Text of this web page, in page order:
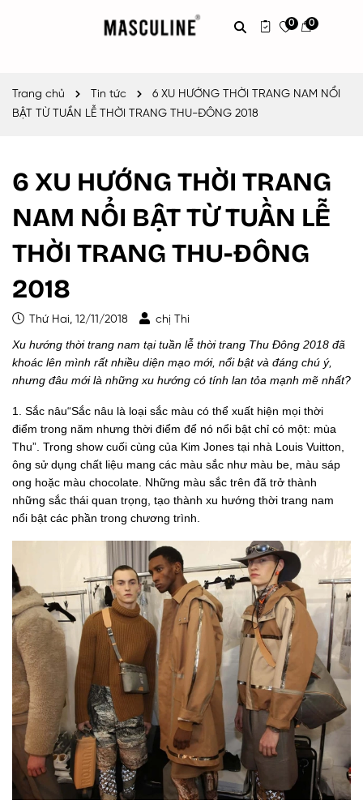
0 0
Trang chủ Tin tức
6 XU HƯỚNG THỜI TRANG NAM NỔI
BẬT TỪ TUẦN LỄ THỜI TRANG THU-ĐÔNG 2018
6 XU HƯỚNG THỜI TRANG
NAM NỔI BẬT TỪ TUẦN LỄ
THỜI TRANG THU-ĐÔNG
2018
Thứ Hai, 12/11/2018 chị Thi
Xu hướng thời trang nam tại tuần lễ thời trang Thu Đông 2018 đã
khoác lên mình rất nhiều diện mạo mới, nổi bật và đáng chú ý,
nhưng đâu mới là những xu hướng có tính lan tỏa mạnh mẽ nhất?
1. Sắc nâu“Sắc nâu là loại sắc màu có thể xuất hiện mọi thời
điểm trong năm nhưng thời điểm để nó nổi bật chỉ có một: mùa
Thu”. Trong show cuối cùng của Kim Jones tại nhà Louis Vuitton,
ông sử dụng chất liệu mang các màu sắc như màu be, màu sáp
ong hoặc màu chocolate. Những màu sắc trên đã trở thành
những sắc thái quan trọng, tạo thành xu hướng thời trang nam
nổi bật các phần trong chương trình.